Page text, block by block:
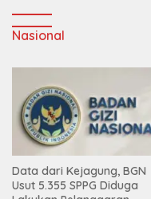
Nasional
Data dari Kejagung, BGN
Usut 5.355 SPPG Diduga